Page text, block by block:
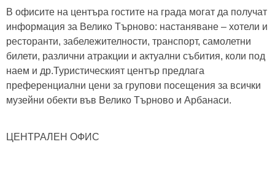
В офисите на центъра гостите на града могат да получат
информация за Велико Търново: настаняване – хотели и
ресторанти, забележителности, транспорт, самолетни
билети, различни атракции и актуални събития, коли под
наем и др.Туристическият център предлага
преференциални цени за групови посещения за всички
музейни обекти във Велико Търново и Арбанаси.
ЦЕНТРАЛЕН ОФИС